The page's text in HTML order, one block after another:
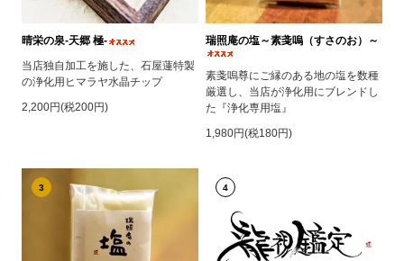
晴栄の泉‐天郷 極‐
当店独自加工を施した、石屋蓮特製
の浄化用ヒマラヤ水晶チップ
2,200円(税200円)
瑞照庵の塩～素戔嗚（すさのお）～
素戔嗚尊にご縁のある地の塩を数種
厳選し、当店が浄化用にブレンドし
た『浄化専用塩』
1,980円(税180円)
3 4